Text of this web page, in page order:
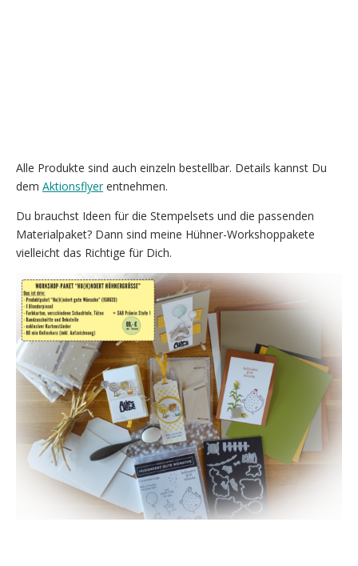
Alle Produkte sind auch einzeln bestellbar. Details kannst Du
dem Aktionsflyerentnehmen.
Du brauchst Ideen für die Stempelsets und die passenden
Materialpaket? Dann sind meine Hühner-Workshoppakete
vielleicht das Richtige für Dich.